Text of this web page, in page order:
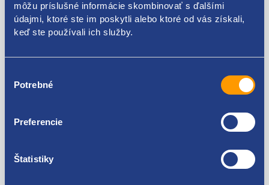
môžu príslušné informácie skombinovať s ďalšími
údajmi, ktoré ste im poskytli alebo ktoré od vás získali,
keď ste používali ich služby.
súhlasu
Potrebné
Preferencie
Štatistiky
3B0857561A 3B0857561B XM21-A041K16-ABU1AD
Škoda Octavia I 1996-2010